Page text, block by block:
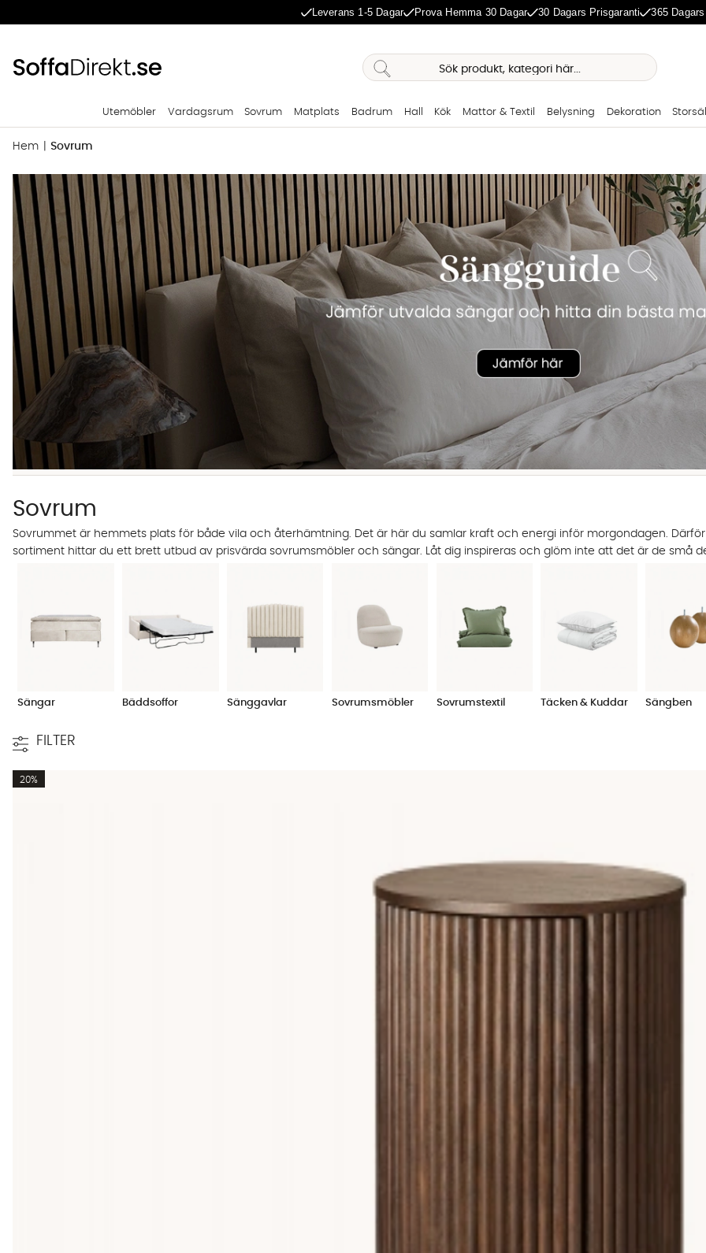
Leverans 1-5 Dagar Prova Hemma 30 Dagar 30 Dagars Prisgaranti 365
Utemöbler Vardagsrum Sovrum Matplats Badrum Hall Kök Mattor & Textil Belysning Dekoration
Hem Sovrum
Sovrum
Sovrummet är hemmets plats för både vila och återhämtning. Det är här du samlar kraft och energi inför morgondagen.
sortiment hittar du ett brett utbud av prisvärda sovrumsmöbler och sängar. Låt dig inspireras och glöm inte att det är de små
Sängar Bäddsoffor Sänggavlar Sovrumsmöbler Sovrumstextil Täcken & Kuddar Sängben
FILTER
20%